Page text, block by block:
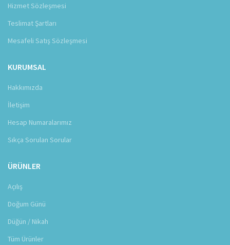
Hizmet Sözleşmesi
Teslimat Şartları
Mesafeli Satış Sözleşmesi
KURUMSAL
Hakkımızda
İletişim
Hesap Numaralarımız
Sıkça Sorulan Sorular
ÜRÜNLER
Açılış
Doğum Günü
Düğün / Nikah
Tüm Ürünler